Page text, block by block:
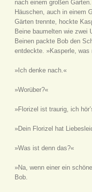
nach einem großen
Häuschen, auch in einem
Gärten trennte, hockte
Beine baumelten wie zwei
Beinen packte Bob den
entdeckte. »Kasperle, was
»Ich denke nach.«
»Worüber?«
»Florizel ist traurig, ich
»Dein Florizel hat
»Was ist denn das?«
»Na, wenn einer ein
Bob.